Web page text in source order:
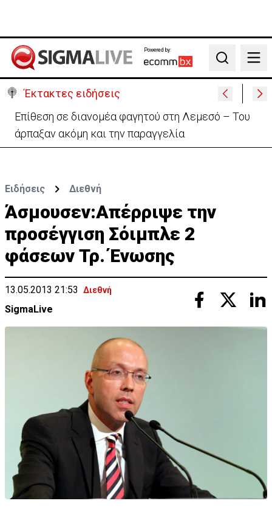
Powered by:
Search
Έκτακτες ειδήσεις
Ο στρατηγός του Τραμπ «αναζητά διέξοδο» από τον
πόλεμο με το Ιράν
Ειδήσεις Διεθνή
Άσμουσεν:Aπέρριψε την
προσέγγιση Σόιμπλε 2
φάσεων Τρ. Ένωσης
13.05.2013 21:53 Διεθνή
SigmaLive